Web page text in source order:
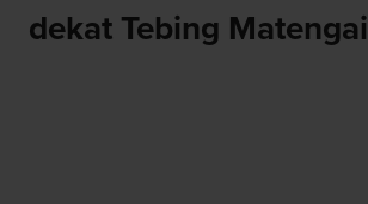
dekat Tebing Matengai